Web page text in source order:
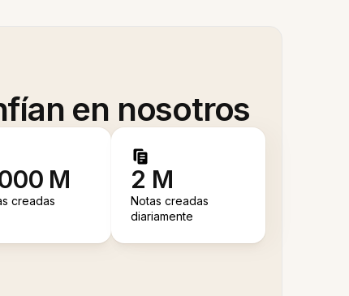
en nosotros
M
creadas
2 M
Notas creadas
diariamente